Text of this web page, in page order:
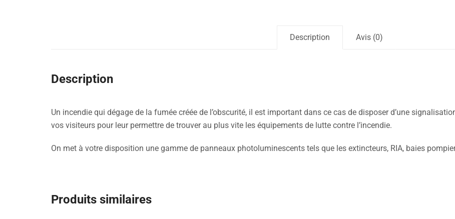
Description Avis (0)
Description
Un incendie qui dégage de la fumée créée de l’obscurité, il est important dans ce cas de disposer d’une
vos visiteurs pour leur permettre de trouver au plus vite les équipements de lutte contre l’incendie.
On met à votre disposition une gamme de panneaux photoluminescents tels que les extincteurs, RIA, baies
Produits similaires